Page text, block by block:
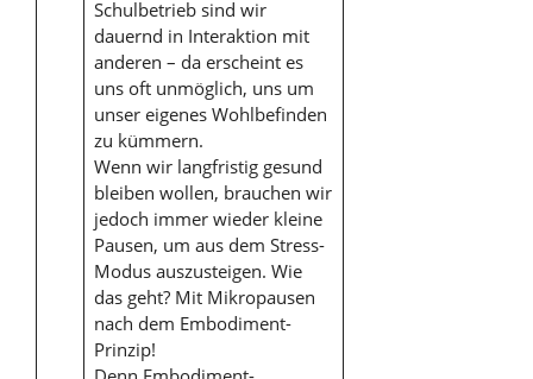
Schulbetrieb sind wir
dauernd in Interaktion mit
anderen – da erscheint es
uns oft unmöglich, uns um
unser eigenes Wohlbefinden
zu kümmern.
Wenn wir langfristig gesund
bleiben wollen, brauchen wir
jedoch immer wieder kleine
Pausen, um aus dem Stress-
Modus auszusteigen. Wie
das geht? Mit Mikropausen
nach dem Embodiment-
Prinzip!